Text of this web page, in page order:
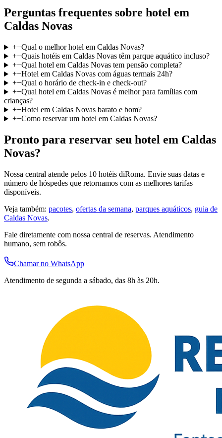
Perguntas frequentes sobre hotel em
Caldas Novas
+−Qual o melhor hotel em Caldas Novas?
+−Quais hotéis em Caldas Novas têm parque aquático incluso?
+−Qual hotel em Caldas Novas tem pensão completa?
+−Hotel em Caldas Novas com águas termais 24h?
+−Qual o horário de check-in e check-out?
+−Qual hotel em Caldas Novas é melhor para famílias com
crianças?
+−Hotel em Caldas Novas barato e bom?
+−Como reservar um hotel em Caldas Novas?
Pronto para reservar seu hotel em Caldas
Novas?
Nossa central atende pelos 10 hotéis diRoma. Envie suas datas e
número de hóspedes que retornamos com as melhores tarifas
disponíveis.
Veja também: pacotes, ofertas da semana, parques aquáticos, guia de
Caldas Novas.
Fale diretamente com nossa central de reservas. Atendimento
humano, sem robôs.
Chamar no WhatsApp
Atendimento de segunda a sábado, das 8h às 20h.